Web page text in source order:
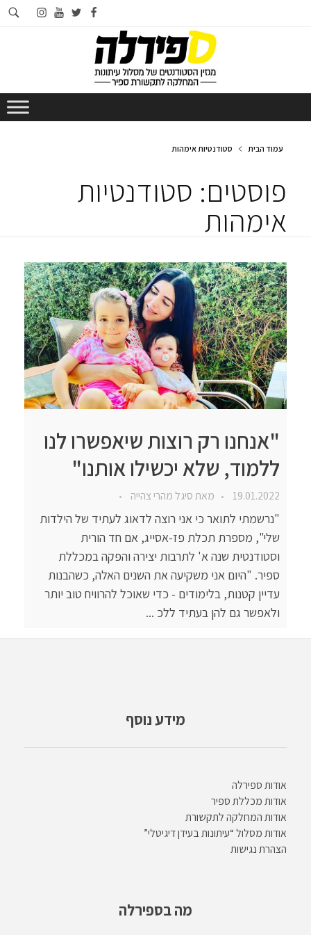
facebook
twitter
youtube
instagram
עמוד הבית סטודנטיות אימהות
פוסטים: סטודנטיות
אימהות
"אנחנו רק רוצות שיאפשרו לנו
ללמוד, שלא יכשילו אותנו"
19.01.2022 מאתסיגל מהרי צהייה
"נרשמתי לתואר כי אני רוצה לדאוג לעתיד של הילדות
שלי", מספרת תכלת פז-אסייג, אם חד הורית
וסטודנטית שנה א' לתרבות יצירה והפקה במכללת
ספיר. "היום אני משקיעה את השנים האלה, כשהבנות
עדיין קטנות, בלימודים - כדי שאוכל להרוויח טוב יותר
ולאפשר גם להן בעתיד ללכ ...
מידע נוסף
אודות ספירלה
אודות מכללת ספיר
אודות המחלקה לתקשורת
אודות מסלול “עיתונות בעידן דיגיטלי”
הצהרת נגישות
מה בספירלה